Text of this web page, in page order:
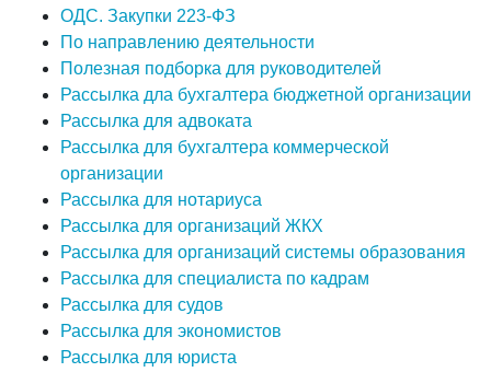
ОДС. Закупки 223-ФЗ
По направлению деятельности
Полезная подборка для руководителей
Рассылка дла бухгалтера бюджетной организации
Рассылка для адвоката
Рассылка для бухгалтера коммерческой
организации
Рассылка для нотариуса
Рассылка для организаций ЖКХ
Рассылка для организаций системы образования
Рассылка для специалиста по кадрам
Рассылка для судов
Рассылка для экономистов
Рассылка для юриста